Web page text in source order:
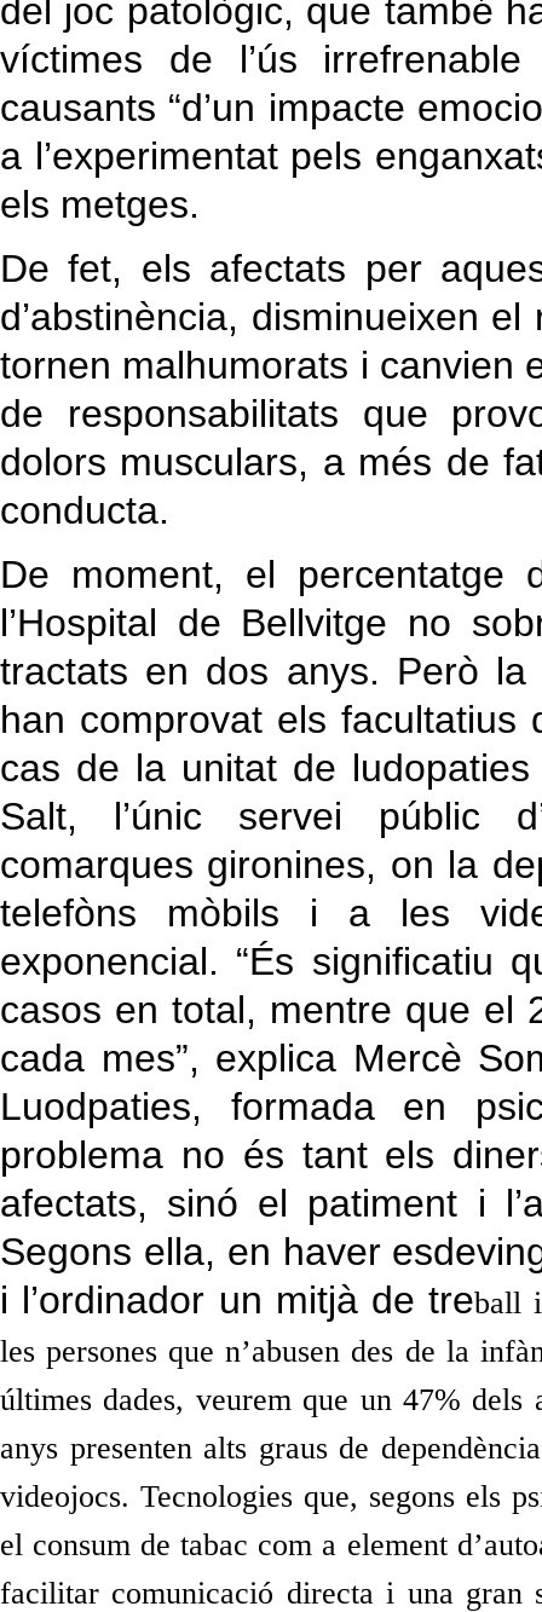
del joc patològic, que també
víctimes de l’ús
causants “d’un impacte
a l’experimentat pels
els metges.
De fet, els afectats per
d’abstinència, disminueixen
tornen malhumorats i canvien
de responsabilitats que
dolors musculars, a més de
conducta.
De moment, el percentatge
l’Hospital de Bellvitge no
tractats en dos anys. Però
han comprovat els facultatius
cas de la unitat de
Salt, l’únic servei públic
comarques gironines, on la
telefòns mòbils i a les
exponencial. “És significatiu
casos en total, mentre que el
cada mes”, explica Mercè
Luodpaties, formada en
problema no és tant els
afectats, sinó el patiment i
Segons ella, en haver
i l’ordinador un mitjà de treball
les persones que n’abusen des de la
últimes dades, veurem que un 47% dels
anys presenten alts graus de
videojocs. Tecnologies que, segons els
el consum de tabac com a element
facilitar comunicació directa i una gran